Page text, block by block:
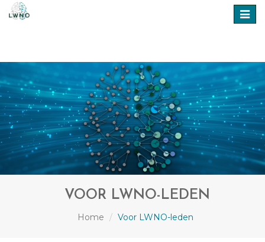
VOOR LWNO-LEDEN
Home Voor LWNO-leden